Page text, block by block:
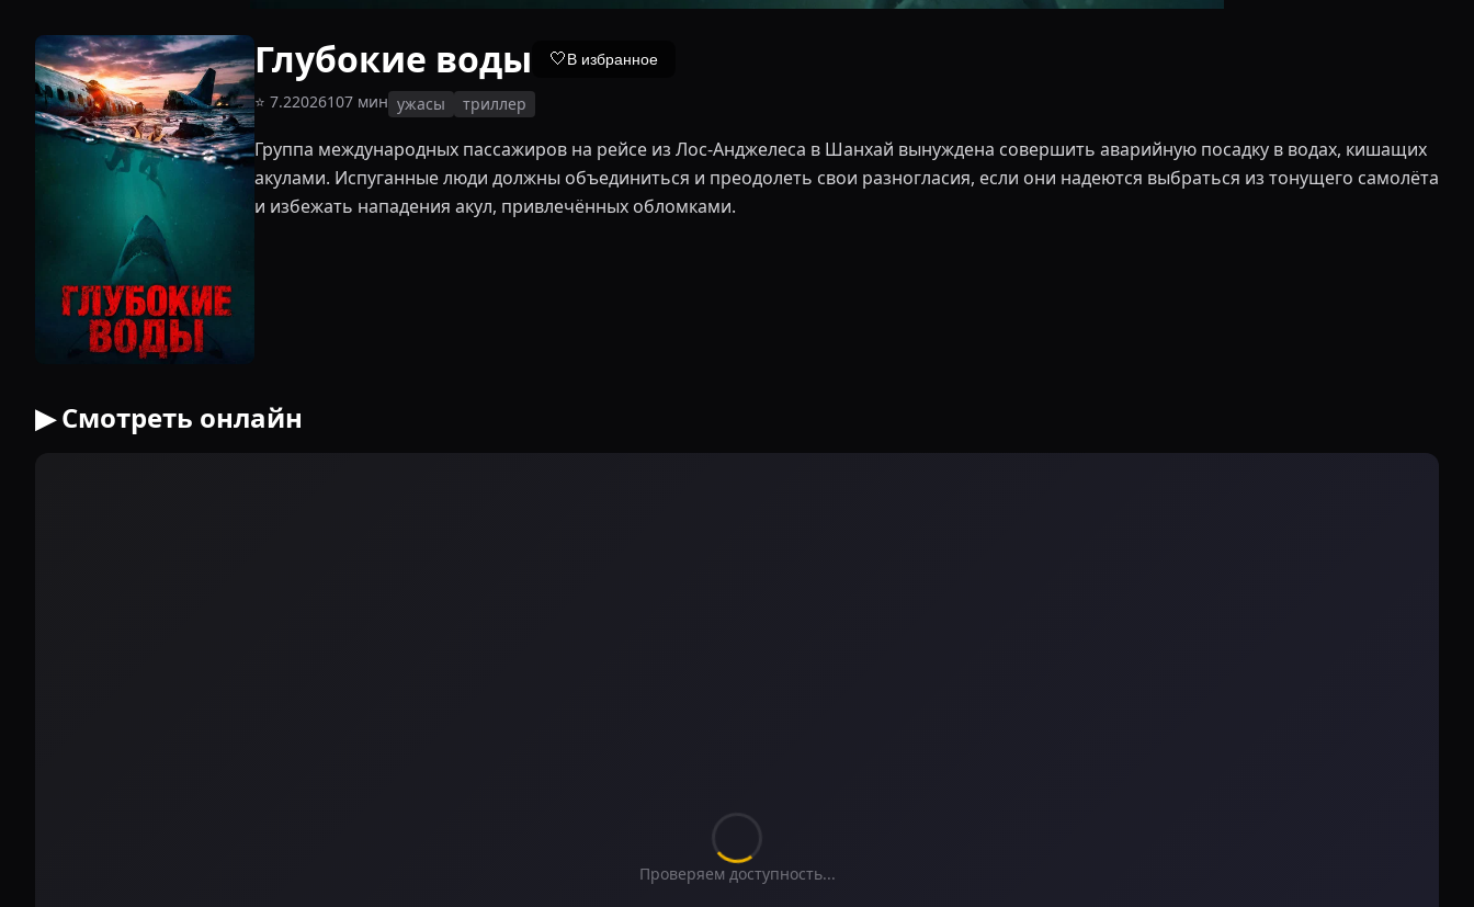
Глубокие воды 🤍В избранное
⭐ 7.22026107 мин ужасы триллер
Группа международных пассажиров на рейсе из Лос-Анджелеса в Шанхай вынуждена совершить аварийную посадку в водах, кишащих
акулами. Испуганные люди должны объединиться и преодолеть свои разногласия, если они надеются выбраться из тонущего самолёта
и избежать нападения акул, привлечённых обломками.
▶ Смотреть онлайн
Проверяем доступность...